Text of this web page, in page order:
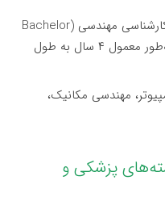
: دوره‌های کارشناسی مهندسی (Bachelor
of Technology – BTech) به‌طور معمول ۴ سال به طول
مهندسی مکانیک،
پزشکی و